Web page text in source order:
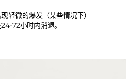
轻微的爆发（某些情况下）
72小时内消退。